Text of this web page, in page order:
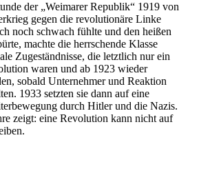
der „Weimarer Republik“ 1919 von
gegen die revolutionäre Linke
noch schwach fühlte und den heißen
machte die herrschende Klasse
Zugeständnisse, die letztlich nur ein
waren und ab 1923 wieder
sobald Unternehmer und Reaktion
1933 setzten sie dann auf eine
durch Hitler und die Nazis.
zeigt: eine Revolution kann nicht auf